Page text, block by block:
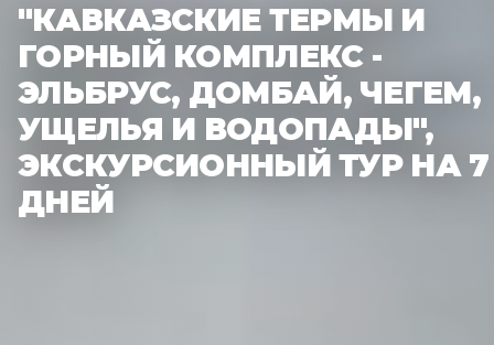
"КАВКАЗСКИЕ ТЕРМЫ И
ГОРНЫЙ КОМПЛЕКС -
ЭЛЬБРУС, ДОМБАЙ, ЧЕГЕМ,
УЩЕЛЬЯ И ВОДОПАДЫ",
ЭКСКУРСИОННЫЙ ТУР НА 7
ДНЕЙ